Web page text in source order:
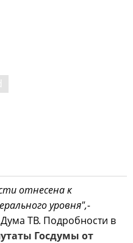
отнесена к
уровня",-
ТВ. Подробности в
Госдумы от